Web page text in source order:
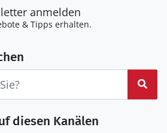
anmelden
& Tipps erhalten.
diesen Kanälen